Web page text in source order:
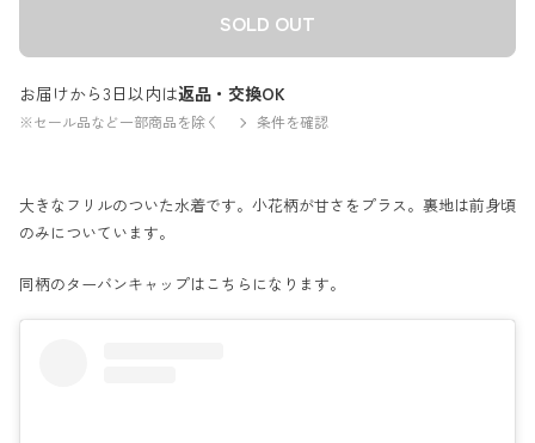
SOLD OUT
お届けから3日以内は返品・交換OK
※セール品など一部商品を除く 条件を確認
大きなフリルのついた水着です。小花柄が甘さをプラス。裏地は前身頃
のみについています。
同柄のターバンキャップはこちら になります。